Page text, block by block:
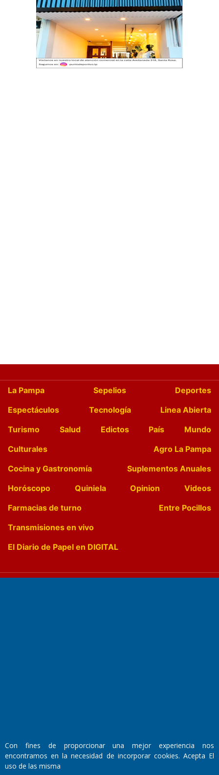
La Pampa Sepelios
Deportes
Espectáculos
Tecnología
Linea Abierta
Turismo
Salud Edictos País
Mundo
Culturales
Agro La Pampa
Cocina y Gastronomía
Suplementos Anuales
Horóscopo
Quiniela Opinion
Videos
Farmacias de turno
Entre Pocillos
Transmisiones en vivo
El Diario de Papel en DIGITAL
Walter René Goñi
Con fines de proporcionar una mejor experiencia nos
encontramos en la necesidad de incorporar cookies. Acepta El
uso de las misma